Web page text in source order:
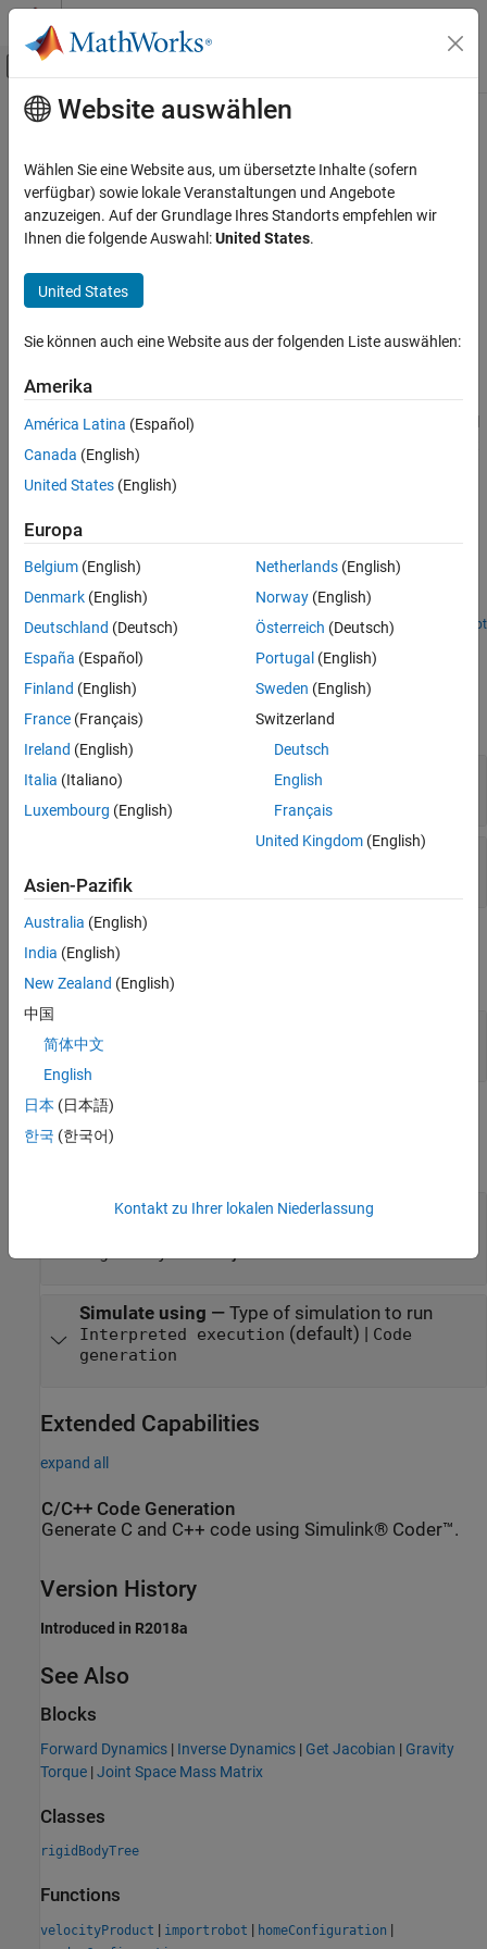
Weiter zum Inhalt
Umschaltung für Off-Canvas-
Startseite der Dokumentation
Robotics System Toolbox
Robot Modeling
Manipulator Modeling
Velocity Product Torque
Examples
Ports
Parameters
Extended Capabilities
Version History
Hauptinhalt
Velocity Product Torque
Joint torques that cancel velocity-induced forces
expand all in page
Description
TheVelocity Product Torque
the velocity-induced forces for the given robot configuration (joint
positions) and joint velocities for the
Simulink®manipulator algorithm blocks.
Open Script
Ports
Input
expand all
Config
Robot configuration
vector
vector
Output
expand all
vector
Parameters
Rigid body tree—Robot model
Simulate using — Type of simulation to run
Interpreted execution (default) |
Code
generation
Extended Capabilities
expand all
C/C++ Code Generation
Generate C and C++ code using Simulink® Coder™.
Version History
Introduced in R2018a
See Also
Blocks
Forward Dynamics | Inverse Dynamics | Get Jacobian | Gravity
Torque |Joint Space Mass Matrix
Classes
rigidBodyTree
Functions
velocityProduct | importrobot | homeConfiguration |
Website auswählen
Wählen Sie eine Website aus, um übersetzte Inhalte (sofern
verfügbar) sowie lokale Veranstaltungen und Angebote
anzuzeigen. Auf der Grundlage Ihres Standorts empfehlen wir
Ihnen die folgende Auswahl:United States.
United States
Sie können auch eine Website aus der folgenden Liste auswählen:
Amerika
América Latina (Español)
Canada (English)
United States (English)
Europa
Belgium (English)
Denmark (English)
Deutschland (Deutsch)
España (Español)
Finland (English)
France (Français)
Ireland (English)
Italia (Italiano)
Luxembourg (English)
Netherlands(English)
Norway(English)
Österreich (Deutsch)
Portugal (English)
Sweden (English)
Switzerland
Deutsch
English
Français
United Kingdom(English)
Asien-Pazifik
Australia (English)
India (English)
New Zealand (English)
中国
简体中文
English
日本 (日本語)
한국 (한국어)
Kontakt zu Ihrer lokalen Niederlassung